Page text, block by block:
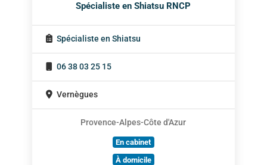
Spécialiste en Shiatsu RNCP
Spécialiste en Shiatsu
06 38 03 25 15
Vernègues
Provence-Alpes-Côte d'Azur
En cabinet
À domicile